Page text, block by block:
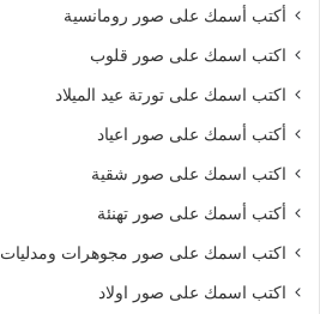
أكتب أسمك على صور رومانسية
اكتب اسمك على صور قلوب
اكتب اسمك على تورتة عيد الميلاد
أكتب أسمك على صور اعياد
اكتب اسمك على صور شقية
أكتب أسمك على صور تهنئة
اكتب اسمك على صور مجوهرات ومدليات
اكتب اسمك على صور اولاد